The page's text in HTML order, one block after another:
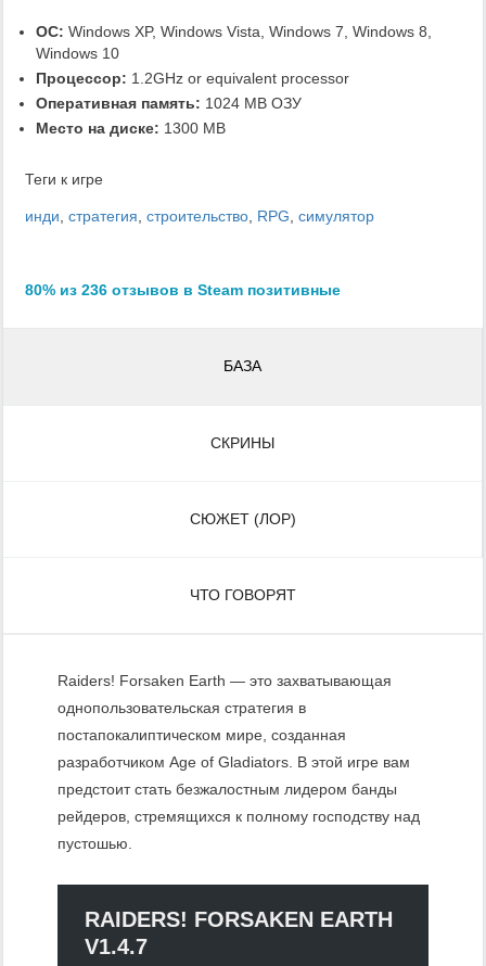
ОС: Windows XP, Windows Vista, Windows 7, Windows 8,
Windows 10
Процессор: 1.2GHz or equivalent processor
Оперативная память: 1024 MB ОЗУ
Место на диске: 1300 MB
Теги к игре
инди стратегия строительство RPG симулятор
80% из 236 отзывов в Steam позитивные
БАЗА
СКРИНЫ
СЮЖЕТ (ЛОР)
ЧТО ГОВОРЯТ
Raiders! Forsaken Earth — это захватывающая
однопользовательская стратегия в
постапокалиптическом мире, созданная
разработчиком Age of Gladiators. В этой игре вам
предстоит стать безжалостным лидером банды
рейдеров, стремящихся к полному господству над
пустошью.
RAIDERS! FORSAKEN EARTH
V1.4.7